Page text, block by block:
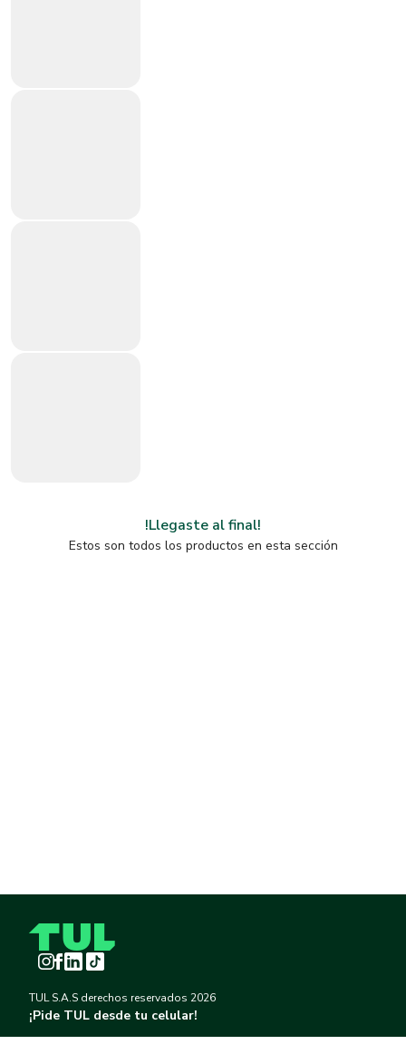
!Llegaste al final!
Estos son todos los productos en esta sección
Instagram
Facebook
LinkedInTikTok
TUL S.A.S derechos reservados 2026
¡Pide TUL desde tu celular!